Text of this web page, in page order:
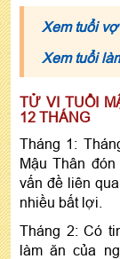
Xem tuổi
Xem tuổi
TỬ VI TUỔI
12 THÁNG
Tháng 1:
Mậu Thân
vấn đề liên
nhiều bất lợi.
Tháng 2: Có
làm ăn của